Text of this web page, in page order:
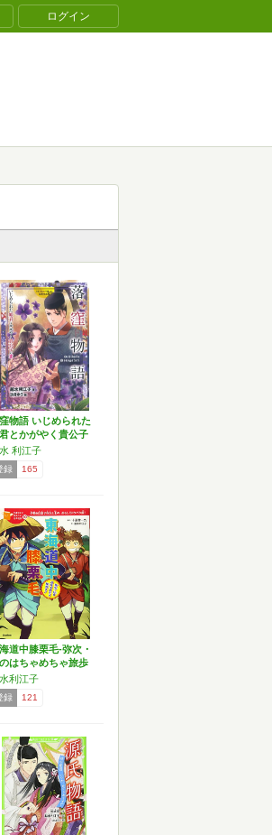
ログイン
物語 いじめられた
とかがやく貴公子
利江子
録 165
道中膝栗毛-弥次・
はちゃめちゃ旅歩
利江子
録 121